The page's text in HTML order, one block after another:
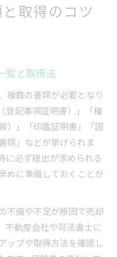
取得のコツ
覧と取得法
複数の書類が必要となり
登記事項証明書）」「権
）」「印鑑証明書」「固
類」などが挙げられま
に必ず提出が求められる
めに準備しておくことが
不備や不足が原因で売却
不動産会社や司法書士に
ップや取得方法を確認し